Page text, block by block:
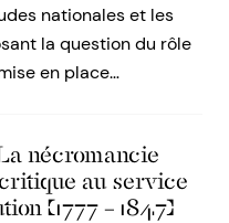
nationales et les
la question du rôle
en place…
nécromancie
au service
(1777 – 1847)